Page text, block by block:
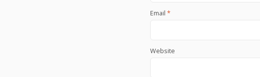
Email *
Website